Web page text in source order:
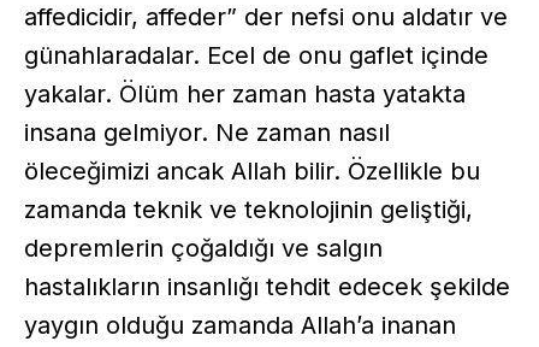
affedicidir, affeder” der nefsi onu aldatır ve
günahlaradalar. Ecel de onu gaflet içinde
yakalar. Ölüm her zaman hasta yatakta
insana gelmiyor. Ne zaman nasıl
öleceğimizi ancak Allah bilir. Özellikle bu
zamanda teknik ve teknolojinin geliştiği,
depremlerin çoğaldığı ve salgın
hastalıkların insanlığı tehdit edecek şekilde
yaygın olduğu zamanda Allah’a inanan